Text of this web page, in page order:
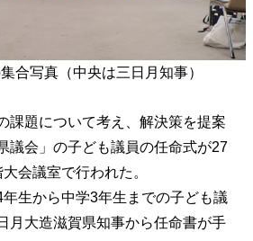
合写真（中央は三日月知事）
題について考え、解決策を提案
議会」の子ども議員の任命式が27
会議室で行われた。
生から中学3年生までの子ども議
月大造滋賀県知事から任命書が手